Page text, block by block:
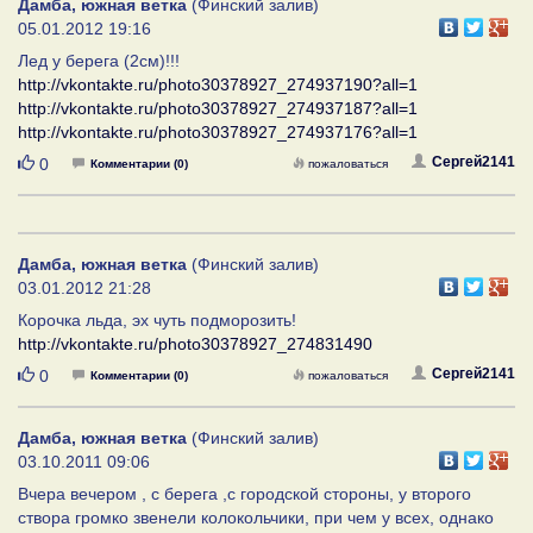
Дамба, южная ветка (Финский залив)
05.01.2012 19:16
Лед у берега (2см)!!!
http://vkontakte.ru/photo30378927_274937190?all=1
http://vkontakte.ru/photo30378927_274937187?all=1
http://vkontakte.ru/photo30378927_274937176?all=1
Нравится
0 Комментарии (0) Сергей2141
пожаловаться
Дамба, южная ветка (Финский залив)
03.01.2012 21:28
Корочка льда, эх чуть подморозить!
http://vkontakte.ru/photo30378927_274831490
Нравится
0 Комментарии (0) Сергей2141
пожаловаться
Дамба, южная ветка (Финский залив)
03.10.2011 09:06
Вчера вечером , с берега ,с городской стороны, у второго
створа громко звенели колокольчики, при чем у всех, однако